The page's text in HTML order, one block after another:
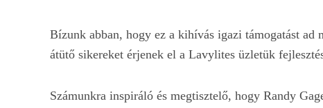
Bízunk abban, hogy ez a kihívás igazi támogatást
átütő sikereket érjenek el a Lavylites üzletük
Számunkra inspiráló és megtisztelő, hogy Randy